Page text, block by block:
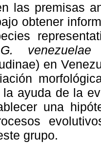
las premisas
obtener
en
ayuda de la
una
grupo.